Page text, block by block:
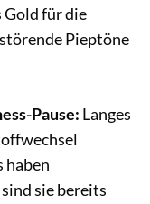
für die
Pieptöne
Pause: Langes
haben
sie bereits